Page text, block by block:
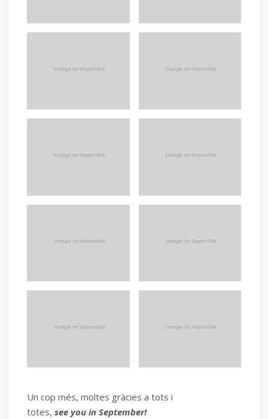
Un cop més, moltes gràcies a tots i
totes, see you in September!